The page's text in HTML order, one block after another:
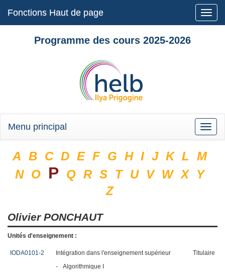
Toggle
Fonctions Haut de page
Programme des cours 2025-2026
Toggle
Menu principal
A B C D E F G H I J K L M
N
O P Q R S T U V W X
Y
Z
Olivier PONCHAUT
Unités d'enseignement :
IODA0101-2 Intégration dans l'enseignement supérieur
Titulaire
-
Algorithmique I